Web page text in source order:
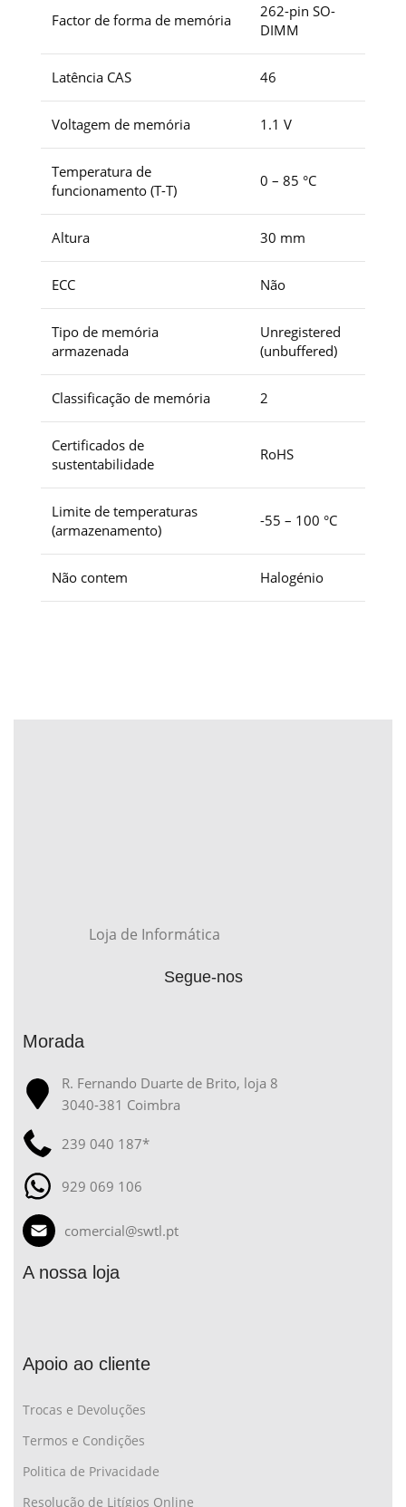
Factor de forma de memória
262-pin SO-
DIMM
Latência CAS 46
Voltagem de memória 1.1 V
Temperatura de
funcionamento (T-T)
0 – 85 °C
Altura 30 mm
ECC Não
Tipo de memória
armazenada
Unregistered
(unbuffered)
Classificação de memória 2
Certificados de
sustentabilidade
RoHS
Limite de temperaturas
(armazenamento)
-55 – 100 °C
Não contem Halogénio
Loja de Informática
Segue-nos
Morada
R. Fernando Duarte de Brito, loja 8
3040-381 Coimbra
239 040 187*
929 069 106
comercial@swtl.pt
A nossa loja
Apoio ao cliente
Trocas e Devoluções
Termos e Condições
Politica de Privacidade
Resolução de Litígios Online